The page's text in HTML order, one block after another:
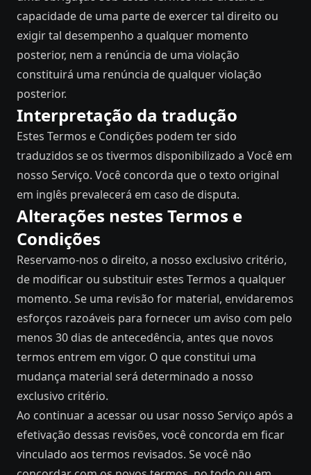
capacidade de uma parte de exercer tal direito ou
exigir tal desempenho a qualquer momento
posterior, nem a renúncia de uma violação
constituirá uma renúncia de qualquer violação
posterior.
Interpretação da tradução
Estes Termos e Condições podem ter sido
traduzidos se os tivermos disponibilizado a Você em
nosso Serviço. Você concorda que o texto original
em inglês prevalecerá em caso de disputa.
Alterações nestes Termos e
Condições
Reservamo-nos o direito, a nosso exclusivo critério,
de modificar ou substituir estes Termos a qualquer
momento. Se uma revisão for material, envidaremos
esforços razoáveis ​​para fornecer um aviso com pelo
menos 30 dias de antecedência, antes que novos
termos entrem em vigor. O que constitui uma
mudança material será determinado a nosso
exclusivo critério.
Ao continuar a acessar ou usar nosso Serviço após a
efetivação dessas revisões, você concorda em ficar
vinculado aos termos revisados. Se você não